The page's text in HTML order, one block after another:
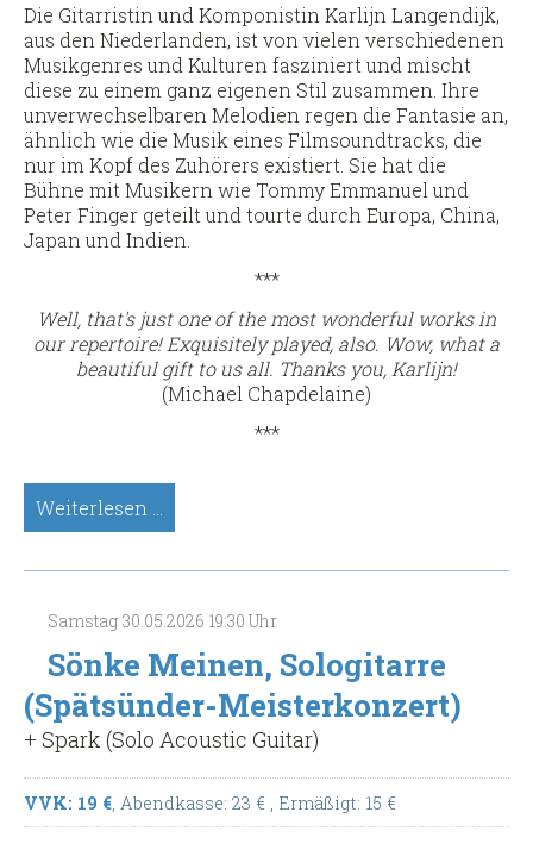
Die Gitarristin und Komponistin Karlijn Langendijk,
aus den Niederlanden, ist von vielen verschiedenen
Musikgenres und Kulturen fasziniert und mischt
diese zu einem ganz eigenen Stil zusammen. Ihre
unverwechselbaren Melodien regen die Fantasie an,
ähnlich wie die Musik eines Filmsoundtracks, die
nur im Kopf des Zuhörers existiert. Sie hat die
Bühne mit Musikern wie Tommy Emmanuel und
Peter Finger geteilt und tourte durch Europa, China,
Japan und Indien.
***
Well, that's just one of the most wonderful works in
our repertoire! Exquisitely played, also. Wow, what a
beautiful gift to us all. Thanks you, Karlijn!
(Michael Chapdelaine)
***
Weiterlesen …
Karlijn
Langendijk,
Samstag 30.05.2026 19:30 Uhr
Sönke Meinen, Sologitarre
(Spätsünder-Meisterkonzert)
+ Spark (Solo Acoustic Guitar)
VVK: 19 €, Abendkasse: 23 € , Ermäßigt: 15 €